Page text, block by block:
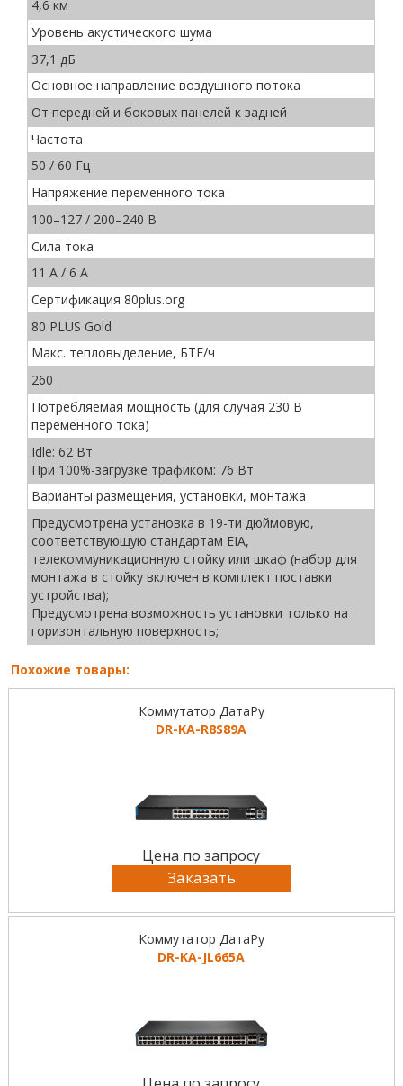
4,6 км
Уровень акустического шума
37,1 дБ
Основное направление воздушного потока
От передней и боковых панелей к задней
Частота
50 / 60 Гц
Напряжение переменного тока
100–127 / 200–240 В
Сила тока
11 A / 6 A
Сертификация 80plus.org
80 PLUS Gold
Макс. тепловыделение, БТЕ/ч
260
Потребляемая мощность (для случая 230 В
переменного тока)
Idle: 62 Вт
При 100%-загрузке трафиком: 76 Вт
Варианты размещения, установки, монтажа
Предусмотрена установка в 19-ти дюймовую,
соответствующую стандартам EIA,
телекоммуникационную стойку или шкаф (набор для
монтажа в стойку включен в комплект поставки
устройства);
Предусмотрена возможность установки только на
горизонтальную поверхность;
Похожие товары:
Коммутатор ДатаРу
DR-KА-R8S89A
Цена по запросу
Заказать
Коммутатор ДатаРу
DR-KА-JL665A